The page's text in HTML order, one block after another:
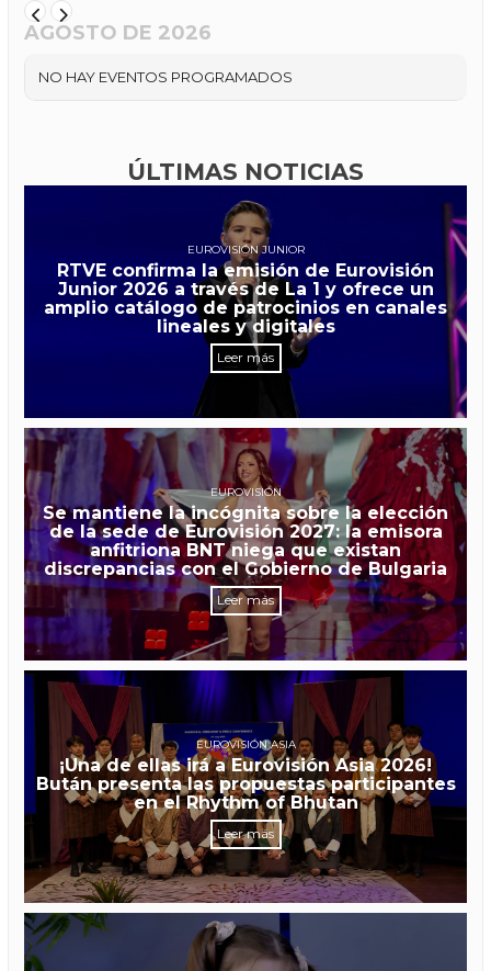
AGOSTO DE 2026
NO HAY EVENTOS PROGRAMADOS
ÚLTIMAS NOTICIAS
EUROVISIÓN JUNIOR
RTVE confirma la emisión de Eurovisión
Junior 2026 a través de La 1 y ofrece un
amplio catálogo de patrocinios en canales
lineales y digitales
Leer más
EUROVISIÓN
Se mantiene la incógnita sobre la elección
de la sede de Eurovisión 2027: la emisora
anfitriona BNT niega que existan
discrepancias con el Gobierno de Bulgaria
Leer más
EUROVISIÓN ASIA
¡Una de ellas irá a Eurovisión Asia 2026!
Bután presenta las propuestas participantes
en el Rhythm of Bhutan
Leer más